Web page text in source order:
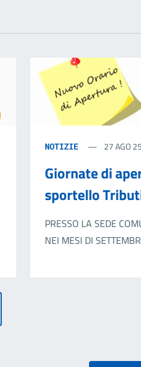
NOTIZIE 27 AGO 25
Giornate di
sportello
PRESSO LA SEDE
NEI MESI DI